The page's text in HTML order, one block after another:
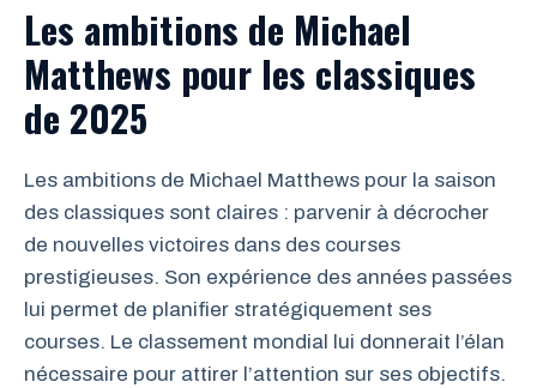
Les ambitions de Michael
Matthews pour les classiques
de 2025
Les ambitions de Michael Matthews pour la saison
des classiques sont claires : parvenir à décrocher
de nouvelles victoires dans des courses
prestigieuses. Son expérience des années passées
lui permet de planifier stratégiquement ses
courses. Le classement mondial lui donnerait l’élan
nécessaire pour attirer l’attention sur ses objectifs.